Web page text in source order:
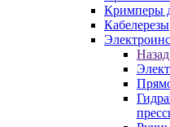
Кримперы
Кабелерезы
Назад